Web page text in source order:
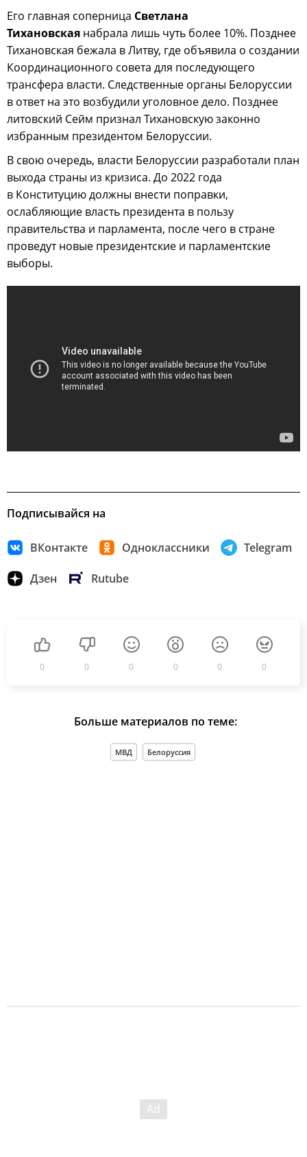
Его главная соперница Светлана
Тихановская набрала лишь чуть более 10%. Позднее
Тихановская бежала в Литву, где объявила о создании
Координационного совета для последующего
трансфера власти. Следственные органы Белоруссии
в ответ на это возбудили уголовное дело. Позднее
литовский Сейм признал Тихановскую законно
избранным президентом Белоруссии.
В свою очередь, власти Белоруссии разработали план
выхода страны из кризиса. До 2022 года
в Конституцию должны внести поправки,
ослабляющие власть президента в пользу
правительства и парламента, после чего в стране
проведут новые президентские и парламентские
выборы.
Подписывайся на
ВКонтакте Одноклассники Telegram
Дзен Rutube
0 0 0 0 0 0
Больше материалов по теме:
МВД Белоруссия